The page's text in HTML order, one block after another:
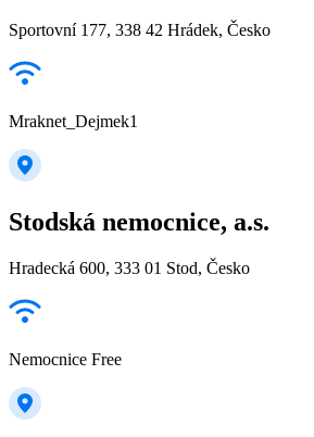
Sportovní 177, 338 42 Hrádek, Česko
Mraknet_Dejmek1
Stodská nemocnice, a.s.
Hradecká 600, 333 01 Stod, Česko
Nemocnice Free